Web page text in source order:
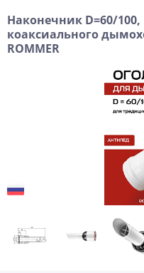
Наконечник D=60/
коаксиального
ROMMER